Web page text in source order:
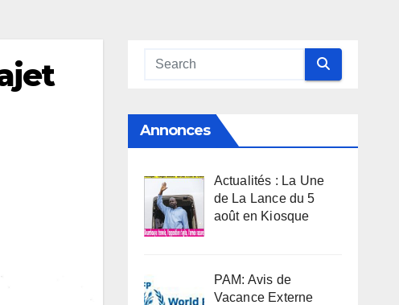
Annonces
Actualités : La Une
de La Lance du 5
août en Kiosque
PAM: Avis de
Vacance Externe